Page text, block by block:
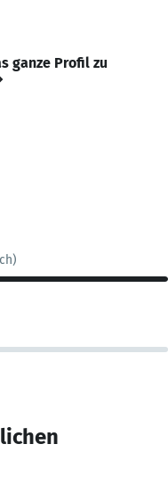
ganze Profil zu